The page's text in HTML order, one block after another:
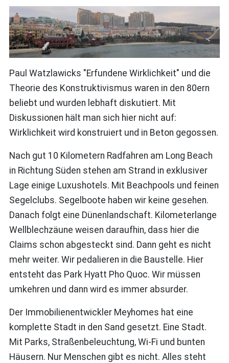
Paul Watzlawicks "Erfundene Wirklichkeit" und die
Theorie des Konstruktivismus waren in den 80ern
beliebt und wurden lebhaft diskutiert. Mit
Diskussionen hält man sich hier nicht auf:
Wirklichkeit wird konstruiert und in Beton gegossen.
Nach gut 10 Kilometern Radfahren am Long Beach
in Richtung Süden stehen am Strand in exklusiver
Lage einige Luxushotels. Mit Beachpools und feinen
Segelclubs. Segelboote haben wir keine gesehen.
Danach folgt eine Dünenlandschaft. Kilometerlange
Wellblechzäune weisen daraufhin, dass hier die
Claims schon abgesteckt sind. Dann geht es nicht
mehr weiter. Wir pedalieren in die Baustelle. Hier
entsteht das Park Hyatt Pho Quoc. Wir müssen
umkehren und dann wird es immer absurder.
Der Immobilienentwickler Meyhomes hat eine
komplette Stadt in den Sand gesetzt. Eine Stadt.
Mit Parks, Straßenbeleuchtung, Wi-Fi und bunten
Häusern. Nur Menschen gibt es nicht. Alles steht